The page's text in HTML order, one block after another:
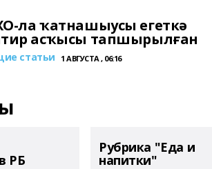
ла ҡатнашыусы егеткә
асҡысы тапшырылған
статьи 1 АВГУСТА , 06:16
РБ
Рубрика "Еда и
напитки"